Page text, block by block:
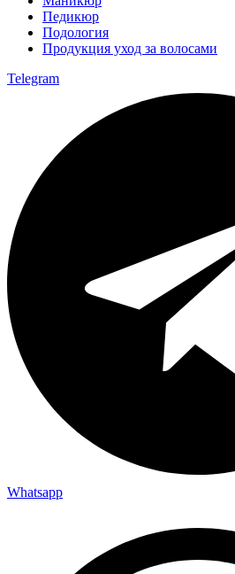
Педикюр
Подология
Продукция уход за волосами
Telegram
Whatsapp